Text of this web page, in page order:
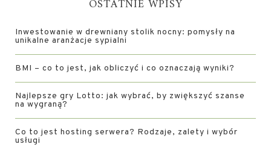
OSTATNIE WPISY
Inwestowanie w drewniany stolik nocny: pomysły na
unikalne aranżacje sypialni
BMI – co to jest, jak obliczyć i co oznaczają wyniki?
Najlepsze gry Lotto: jak wybrać, by zwiększyć szanse
na wygraną?
Co to jest hosting serwera? Rodzaje, zalety i wybór
usługi